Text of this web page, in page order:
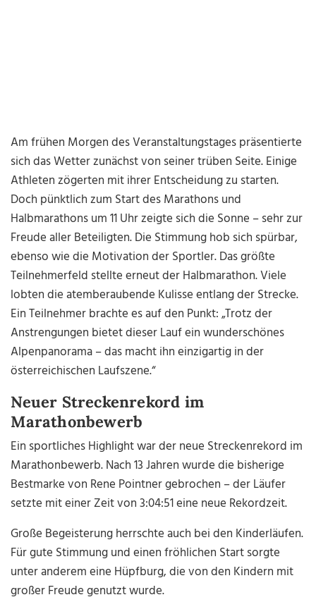
Am frühen Morgen des Veranstaltungstages präsentierte
sich das Wetter zunächst von seiner trüben Seite. Einige
Athleten zögerten mit ihrer Entscheidung zu starten.
Doch pünktlich zum Start des Marathons und
Halbmarathons um 11 Uhr zeigte sich die Sonne – sehr zur
Freude aller Beteiligten. Die Stimmung hob sich spürbar,
ebenso wie die Motivation der Sportler. Das größte
Teilnehmerfeld stellte erneut der Halbmarathon. Viele
lobten die atemberaubende Kulisse entlang der Strecke.
Ein Teilnehmer brachte es auf den Punkt: „Trotz der
Anstrengungen bietet dieser Lauf ein wunderschönes
Alpenpanorama – das macht ihn einzigartig in der
österreichischen Laufszene.“
Neuer Streckenrekord im
Marathonbewerb
Ein sportliches Highlight war der neue Streckenrekord im
Marathonbewerb. Nach 13 Jahren wurde die bisherige
Bestmarke von Rene Pointner gebrochen – der Läufer
setzte mit einer Zeit von 3:04:51 eine neue Rekordzeit.
Große Begeisterung herrschte auch bei den Kinderläufen.
Für gute Stimmung und einen fröhlichen Start sorgte
unter anderem eine Hüpfburg, die von den Kindern mit
großer Freude genutzt wurde.